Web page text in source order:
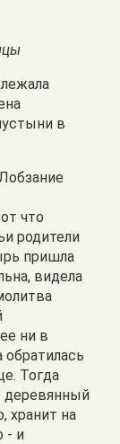
в
что
родители
пришла
видела
ни в
Тогда
деревянный
хранит на
- и